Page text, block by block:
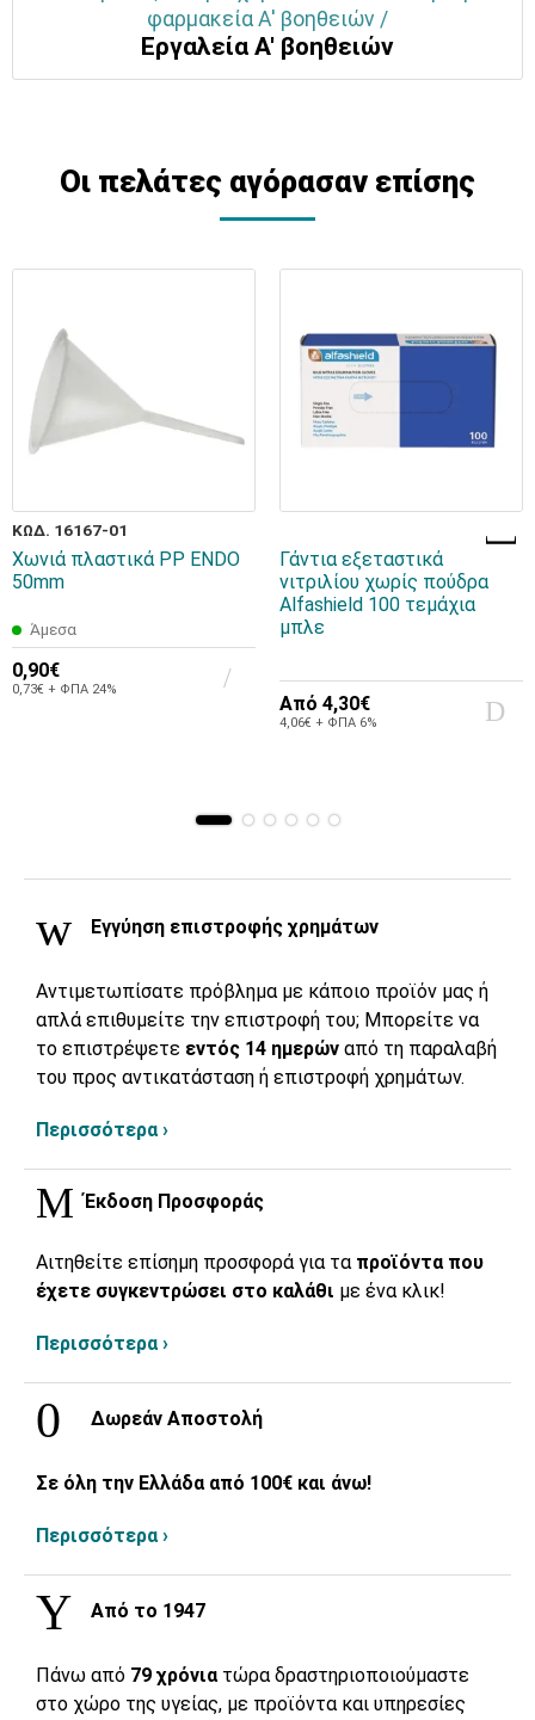
φαρμακεία Α' βοηθειών /
Εργαλεία Α' βοηθειών
Οι πελάτες αγόρασαν επίσης
ΚΩΔ. 16167-01
Χωνιά πλαστικά PP ENDO
50mm
Άμεσα
0,90€
0,73€ + ΦΠΑ 24%
Γάντια εξεταστικά
νιτριλίου χωρίς πούδρα
Alfashield 100 τεμάχια
μπλε
Από 4,30€
4,06€ + ΦΠΑ 6%
Εγγύηση επιστροφής χρημάτων
Αντιμετωπίσατε πρόβλημα με κάποιο προϊόν μας ή
απλά επιθυμείτε την επιστροφή του; Μπορείτε να
το επιστρέψετε εντός 14 ημερών από τη παραλαβή
του προς αντικατάσταση ή επιστροφή χρημάτων.
Περισσότερα ›
Έκδοση Προσφοράς
Αιτηθείτε επίσημη προσφορά για τα προϊόντα που
έχετε συγκεντρώσει στο καλάθι με ένα κλικ!
Περισσότερα ›
Δωρεάν Αποστολή
Σε όλη την Ελλάδα από 100€ και άνω!
Περισσότερα ›
Από το 1947
Πάνω από 79 χρόνια τώρα δραστηριοποιούμαστε
στο χώρο της υγείας, με προϊόντα και υπηρεσίες